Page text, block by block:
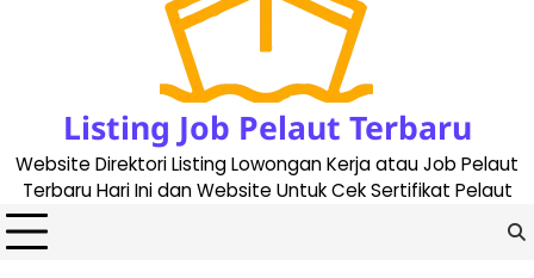
Listing Job Pelaut Terbaru
Website Direktori Listing Lowongan Kerja atau Job Pelaut
Terbaru Hari Ini dan Website Untuk Cek Sertifikat Pelaut